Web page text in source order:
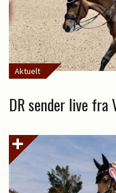
Aktuelt
DR sender live fra